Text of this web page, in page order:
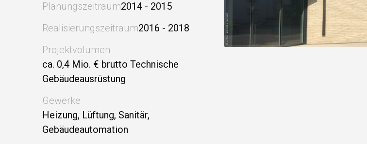
Planungszeitraum2014 - 2015
Realisierungszeitraum2016 - 2018
Projektvolumen
ca. 0,4 Mio. € brutto Technische
Gebäudeausrüstung
Gewerke
Heizung, Lüftung, Sanitär,
Gebäudeautomation